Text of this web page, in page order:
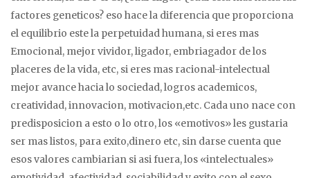
factores geneticos? eso hace la diferencia que proporciona
el equilibrio este la perpetuidad humana, si eres mas
Emocional, mejor vividor, ligador, embriagador de los
placeres de la vida, etc, si eres mas racional-intelectual
mejor avance hacia lo sociedad, logros academicos,
creatividad, innovacion, motivacion,etc. Cada uno nace con
predisposicion a esto o lo otro, los «emotivos» les gustaria
ser mas listos, para exito,dinero etc, sin darse cuenta que
esos valores cambiarian si asi fuera, los «intelectuales»